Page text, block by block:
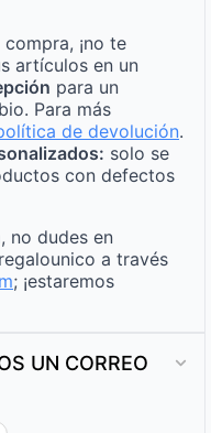
¡no te
artículos en un
para un
Para más
de devolución.
solo se
con defectos
no dudes en
a través
; ¡estaremos
UN CORREO